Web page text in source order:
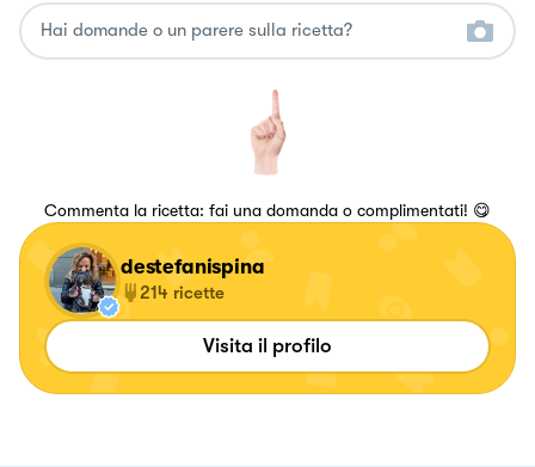
Commenta la ricetta: fai una domanda o complimentati! 😋
destefanispina
214 ricette
Visita il profilo